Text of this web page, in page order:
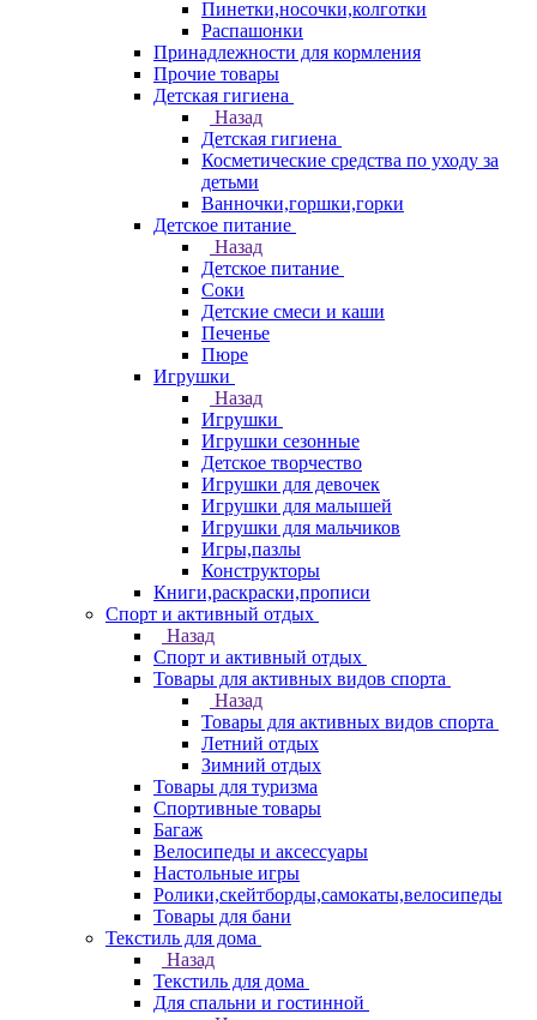
Пинетки,носочки,колготки
Распашонки
Принадлежности для кормления
Прочие товары
Детская гигиена
Назад
Детская гигиена
Косметические средства по уходу за
детьми
Ванночки,горшки,горки
Детское питание
Назад
Детское питание
Соки
Детские смеси и каши
Печенье
Пюре
Игрушки
Назад
Игрушки
Игрушки сезонные
Детское творчество
Игрушки для девочек
Игрушки для малышей
Игрушки для мальчиков
Игры,пазлы
Конструкторы
Книги,раскраски,прописи
Спорт и активный отдых
Назад
Спорт и активный отдых
Товары для активных видов спорта
Назад
Товары для активных видов спорта
Летний отдых
Зимний отдых
Товары для туризма
Спортивные товары
Багаж
Велосипеды и аксессуары
Настольные игры
Ролики,скейтборды,самокаты,велосипеды
Товары для бани
Текстиль для дома
Назад
Текстиль для дома
Для спальни и гостинной